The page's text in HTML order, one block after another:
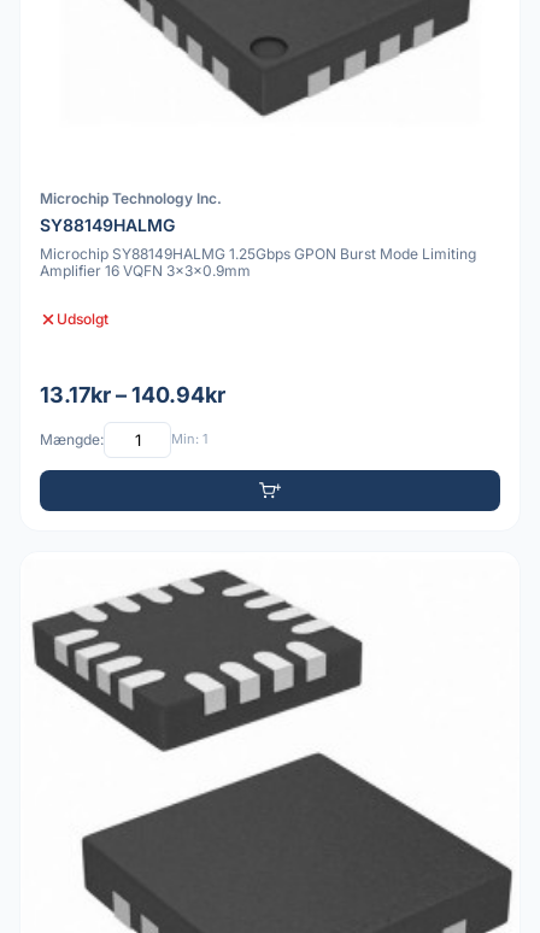
Microchip Technology Inc.
SY88149HALMG
Microchip SY88149HALMG 1.25Gbps GPON Burst Mode Limiting
Amplifier 16 VQFN 3x3x0.9mm
Udsolgt
13.17kr – 140.94kr
Mængde: Min: 1